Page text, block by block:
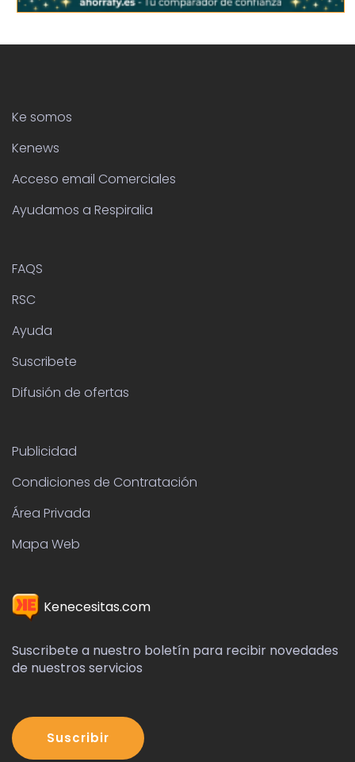
Ke somos
Kenews
Acceso email Comerciales
Ayudamos a Respiralia
FAQS
RSC
Ayuda
Suscribete
Difusión de ofertas
Publicidad
Condiciones de Contratación
Área Privada
Mapa Web
Kenecesitas.com
Suscribete a nuestro boletín para recibir novedades
de nuestros servicios
Suscribir